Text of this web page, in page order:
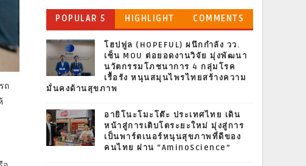
ถ
POPULAR 5 HIGHLIGHT COMMENTS
โฮปฟูล (HOPEFUL) ผนึกกำลัง วว.
เซ็น MOU ต่อยอดงานวิจัย มุ่งพัฒนา
นวัตกรรมโภชนาการ 4 กลุ่มโรค
เรื้อรัง หนุนสมุนไพรไทยสร้างความ
มั่นคงด้านสุขภาพ
อายิโนะโมะโต๊ะ ประเทศไทย เดิน
หน้าสู่การเติบโตระยะใหม่ มุ่งสู่การ
เป็นพาร์ตเนอร์หนุนสุขภาพที่ดีของ
คนไทย ผ่าน “AminoScience”